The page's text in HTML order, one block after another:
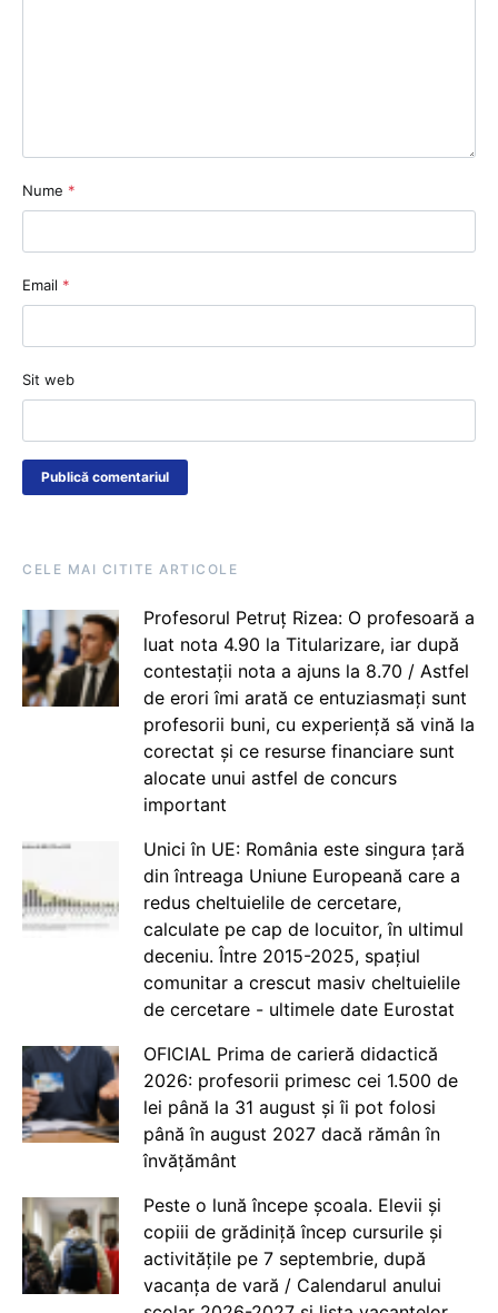
Nume *
Email *
Sit web
CELE MAI CITITE ARTICOLE
Profesorul Petruț Rizea: O profesoară a
luat nota 4.90 la Titularizare, iar după
contestații nota a ajuns la 8.70 / Astfel
de erori îmi arată ce entuziasmați sunt
profesorii buni, cu experiență să vină la
corectat și ce resurse financiare sunt
alocate unui astfel de concurs
important
Unici în UE: România este singura țară
din întreaga Uniune Europeană care a
redus cheltuielile de cercetare,
calculate pe cap de locuitor, în ultimul
deceniu. Între 2015-2025, spațiul
comunitar a crescut masiv cheltuielile
de cercetare - ultimele date Eurostat
OFICIAL Prima de carieră didactică
2026: profesorii primesc cei 1.500 de
lei până la 31 august și îi pot folosi
până în august 2027 dacă rămân în
învățământ
Peste o lună începe școala. Elevii și
copiii de grădiniță încep cursurile și
activitățile pe 7 septembrie, după
vacanța de vară / Calendarul anului